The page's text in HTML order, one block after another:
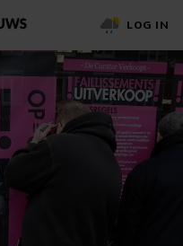
LOG IN